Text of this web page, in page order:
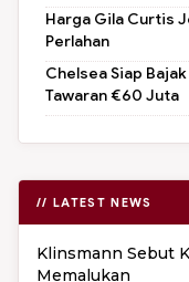
// LATEST NEWS
Klinsmann Sebut
Memalukan
Harga Gila Curtis
Perlahan
Chelsea Siap
Tawaran €60 Juta